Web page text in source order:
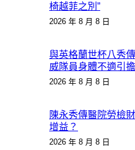
椅越菲之別”
2026 年 8 月 8 日
與英格蘭世杯八秀
威隊員身體不適引
2026 年 8 月 8 日
陳永秀傳醫院勞檢
增益？
2026 年 8 月 8 日